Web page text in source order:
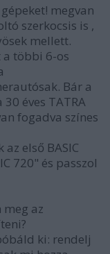
megvan
szerkocsis is ,
mellett.
a többi 6-os
Bár a
éves TATRA
fogadva színes
első BASIC
720" és passzol
meg az
ki: rendelj